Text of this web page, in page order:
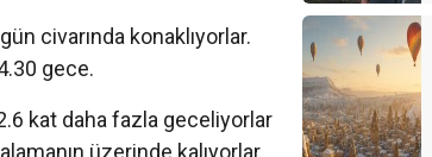
civarında konaklıyorlar.
gece.
kat daha fazla geceliyorlar